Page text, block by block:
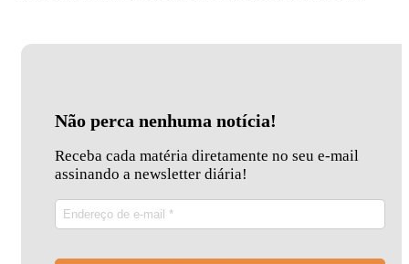
Não perca nenhuma notícia!
Receba cada matéria diretamente no seu e-mail
assinando a newsletter diária!